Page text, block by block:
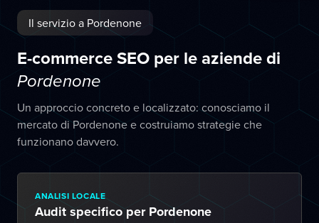
Il servizio a Pordenone
E-commerce SEO per le aziende di
Pordenone
Un approccio concreto e localizzato: conosciamo il
mercato di Pordenone e costruiamo strategie che
funzionano davvero.
ANALISI LOCALE
Audit specifico per Pordenone